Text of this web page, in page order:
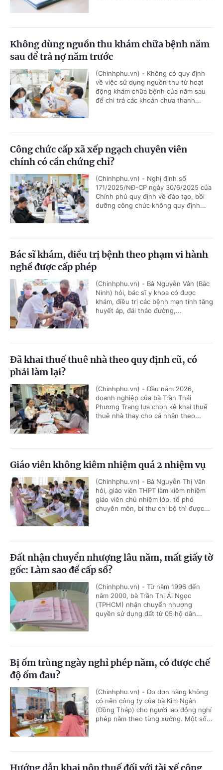
Không dùng nguồn thu khám chữa bệnh năm
sau để trả nợ năm trước
(Chinhphu.vn) - Không có quy định
về việc sử dụng nguồn thu từ hoạt
động khám chữa bệnh của năm sau
để chi trả các khoản chưa thanh...
Công chức cấp xã xếp ngạch chuyên viên
chính có cần chứng chỉ?
(Chinhphu.vn) - Nghị định số
171/2025/NĐ-CP ngày 30/6/2025 của
Chính phủ quy định về đào tạo, bồi
dưỡng công chức không quy định...
Bác sĩ khám, điều trị bệnh theo phạm vi hành
nghề được cấp phép
(Chinhphu.vn) - Bà Nguyễn Vân (Bắc
Ninh) hỏi, bác sĩ y khoa có được
khám, điều trị các bệnh mạn tính tăng
huyết áp, đái tháo đường,...
Đã khai thuế thuê nhà theo quy định cũ, có
phải làm lại?
(Chinhphu.vn) - Đầu năm 2026,
doanh nghiệp của bà Trần Thái
Phương Trang lựa chọn kê khai thuế
thuê nhà thay cho cá nhân theo...
Giáo viên không kiêm nhiệm quá 2 nhiệm vụ
(Chinhphu.vn) - Bà Nguyễn Thị Vân
hỏi, giáo viên THPT làm kiêm nhiệm
giáo viên chủ nhiệm lớp, tổ phó
chuyên môn, bí thư chi bộ thì được...
Đất nhận chuyển nhượng lâu năm, mất giấy tờ
gốc: Làm sao để cấp sổ?
(Chinhphu.vn) - Từ năm 1996 đến
năm 2000, bà Trần Thị Ái Ngọc
(TPHCM) nhận chuyển nhượng
quyền sử dụng đất từ 05 hộ dân...
Bị ốm trùng ngày nghỉ phép năm, có được chế
độ ốm đau?
(Chinhphu.vn) - Do đơn hàng không
có nên công ty của bà Kim Ngân
(Đồng Tháp) cho người lao động nghỉ
phép năm theo từng xưởng. Một số...